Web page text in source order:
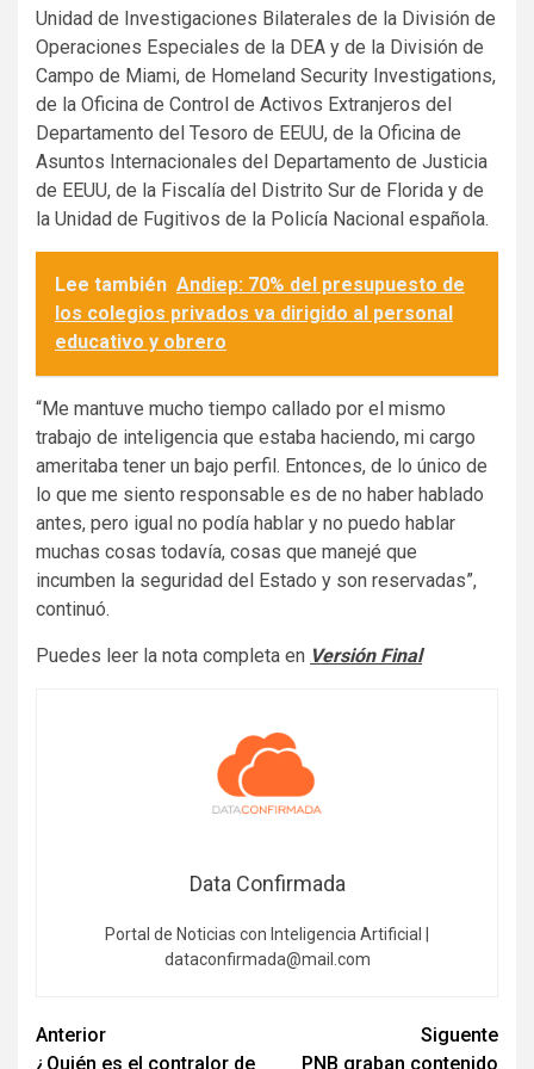
Unidad de Investigaciones Bilaterales de la División de
Operaciones Especiales de la DEA y de la División de
Campo de Miami, de Homeland Security Investigations,
de la Oficina de Control de Activos Extranjeros del
Departamento del Tesoro de EEUU, de la Oficina de
Asuntos Internacionales del Departamento de Justicia
de EEUU, de la Fiscalía del Distrito Sur de Florida y de
la Unidad de Fugitivos de la Policía Nacional española.
Lee también Andiep: 70% del presupuesto de
los colegios privados va dirigido al personal
educativo y obrero
“Me mantuve mucho tiempo callado por el mismo
trabajo de inteligencia que estaba haciendo, mi cargo
ameritaba tener un bajo perfil. Entonces, de lo único de
lo que me siento responsable es de no haber hablado
antes, pero igual no podía hablar y no puedo hablar
muchas cosas todavía, cosas que manejé que
incumben la seguridad del Estado y son reservadas”,
continuó.
Puedes leer la nota completa en Versión Final
Data Confirmada
Portal de Noticias con Inteligencia Artificial |
dataconfirmada@mail.com
Navegación
Anterior
¿Quién es el contralor de
Siguente
PNB graban contenido